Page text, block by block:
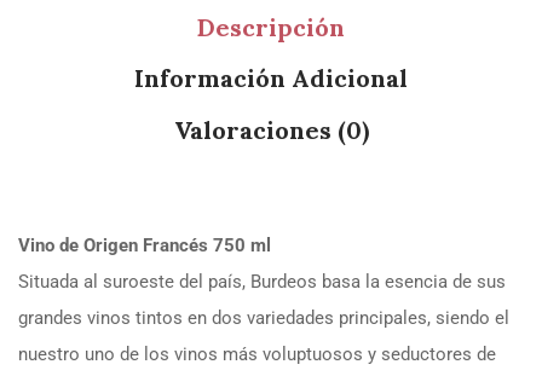
Descripción
Información Adicional
Valoraciones (0)
Vino de Origen Francés 750 ml
Situada al suroeste del país, Burdeos basa la esencia de sus
grandes vinos tintos en dos variedades principales, siendo el
nuestro uno de los vinos más voluptuosos y seductores de